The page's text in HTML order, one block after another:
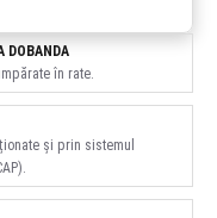
DOBANDA
în rate.
și prin sistemul